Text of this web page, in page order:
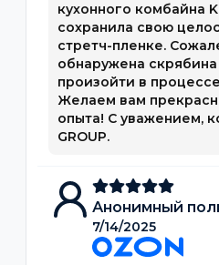
кухонного комбайна
сохранила свою
стретч-пленке.
обнаружена скрябина
произойти в
Желаем вам
опыта! С уважением,
GROUP.
Анонимный
7/14/2025